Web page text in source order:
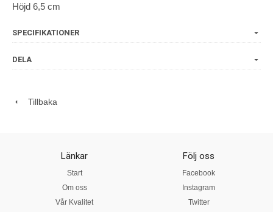
Höjd 6,5 cm
SPECIFIKATIONER
DELA
Tillbaka
Länkar
Start
Om oss
Vår Kvalitet
Följ oss
Facebook
Instagram
Twitter